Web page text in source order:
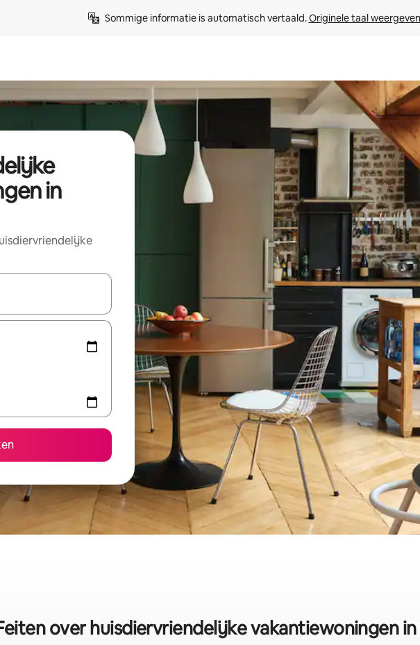
Sommige informatie is automatisch vertaald. Originele taal weergeven
in
zijn, maak je een keuze met je de pijltjestoetsen omhoog en omlaag, óf door te
over huisdiervriendelijke vakantiewoningen